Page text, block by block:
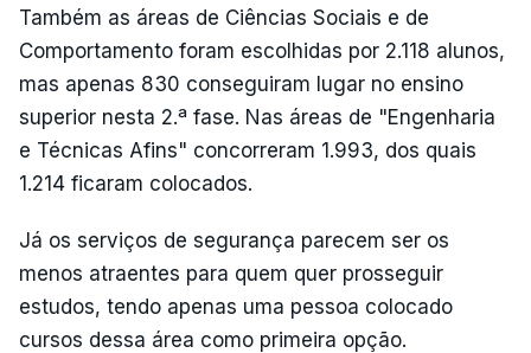
Também as áreas de Ciências Sociais e de
Comportamento foram escolhidas por 2.118 alunos,
mas apenas 830 conseguiram lugar no ensino
superior nesta 2.ª fase. Nas áreas de "Engenharia
e Técnicas Afins" concorreram 1.993, dos quais
1.214 ficaram colocados.
Já os serviços de segurança parecem ser os
menos atraentes para quem quer prosseguir
estudos, tendo apenas uma pessoa colocado
cursos dessa área como primeira opção.